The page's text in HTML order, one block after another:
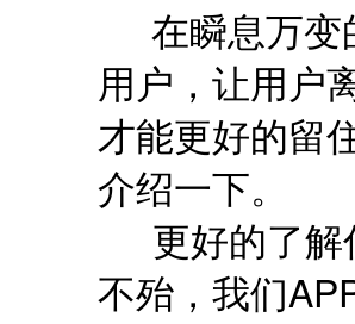
在瞬息万变
用户，让用户
才能更好的留
介绍一下。
更好的了解
不殆，我们